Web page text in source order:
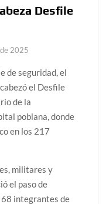
Desfile
2025
de seguridad, el
el Desfile
de la
poblana, donde
en los 217
militares y
el paso de
integrantes de